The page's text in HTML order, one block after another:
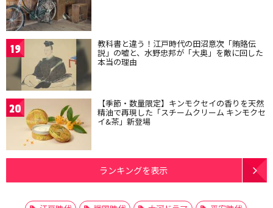
19 教科書と違う！江戸時代の田沼意次「賄賂伝
説」の嘘と、水野忠邦が「大奥」を敵に回した
本当の理由
20 【季節・数量限定】キンモクセイの香りを天然
精油で再現した「スチームクリーム キンモクセ
イ&茶」新登場
ランキングを表示